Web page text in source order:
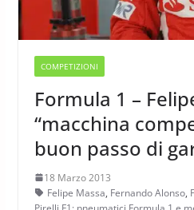
COMPETIZIONI
Formula 1 –
“macchina
buon passo di
18 Marzo 2013
Felipe Massa, Fernando Alonso,